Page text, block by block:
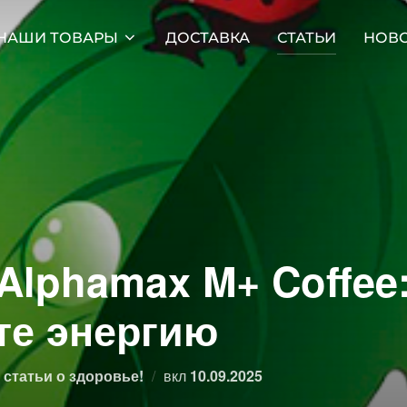
ТОВАРЫ ДОСТАВКА СТАТЬИ
M+ Coffee:
энергию
о здоровье! вкл Опубликовано
10.09.2025